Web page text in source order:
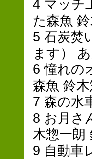
4 マッチ
た森魚
5 石炭焚
ます）
6 憧れの
森魚 鈴
7 森の水
8 お月さ
木惣一朗
9 自動車